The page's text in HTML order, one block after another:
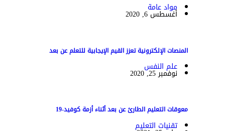
مواد عامة
أغسطس 6, 2020
المنصات الإلكترونية تعزز القيم الإيجابية للتعلم عن بعد
علم النفس
نوفمبر 25, 2020
معوقات التعليم الطارئ عن بعد أثناء أزمة كوفيد-19
تقنيات التعليم